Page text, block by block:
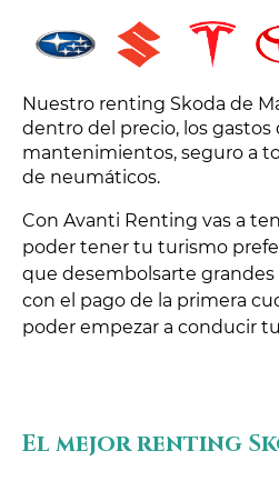
Nuestro renting Skoda de
dentro del precio, los gastos
mantenimientos, seguro a
de neumáticos.
Con Avanti Renting vas a
poder tener tu turismo
que desembolsarte
con el pago de la primera
poder empezar a conducir
El mejor renting